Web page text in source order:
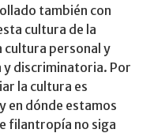
también con
cultura de la
cultura personal y
y discriminatoria. Por
la cultura es
en dónde estamos
filantropía no siga